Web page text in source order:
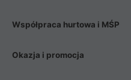
Współpraca hurtowa i MŚP
Okazja i promocja